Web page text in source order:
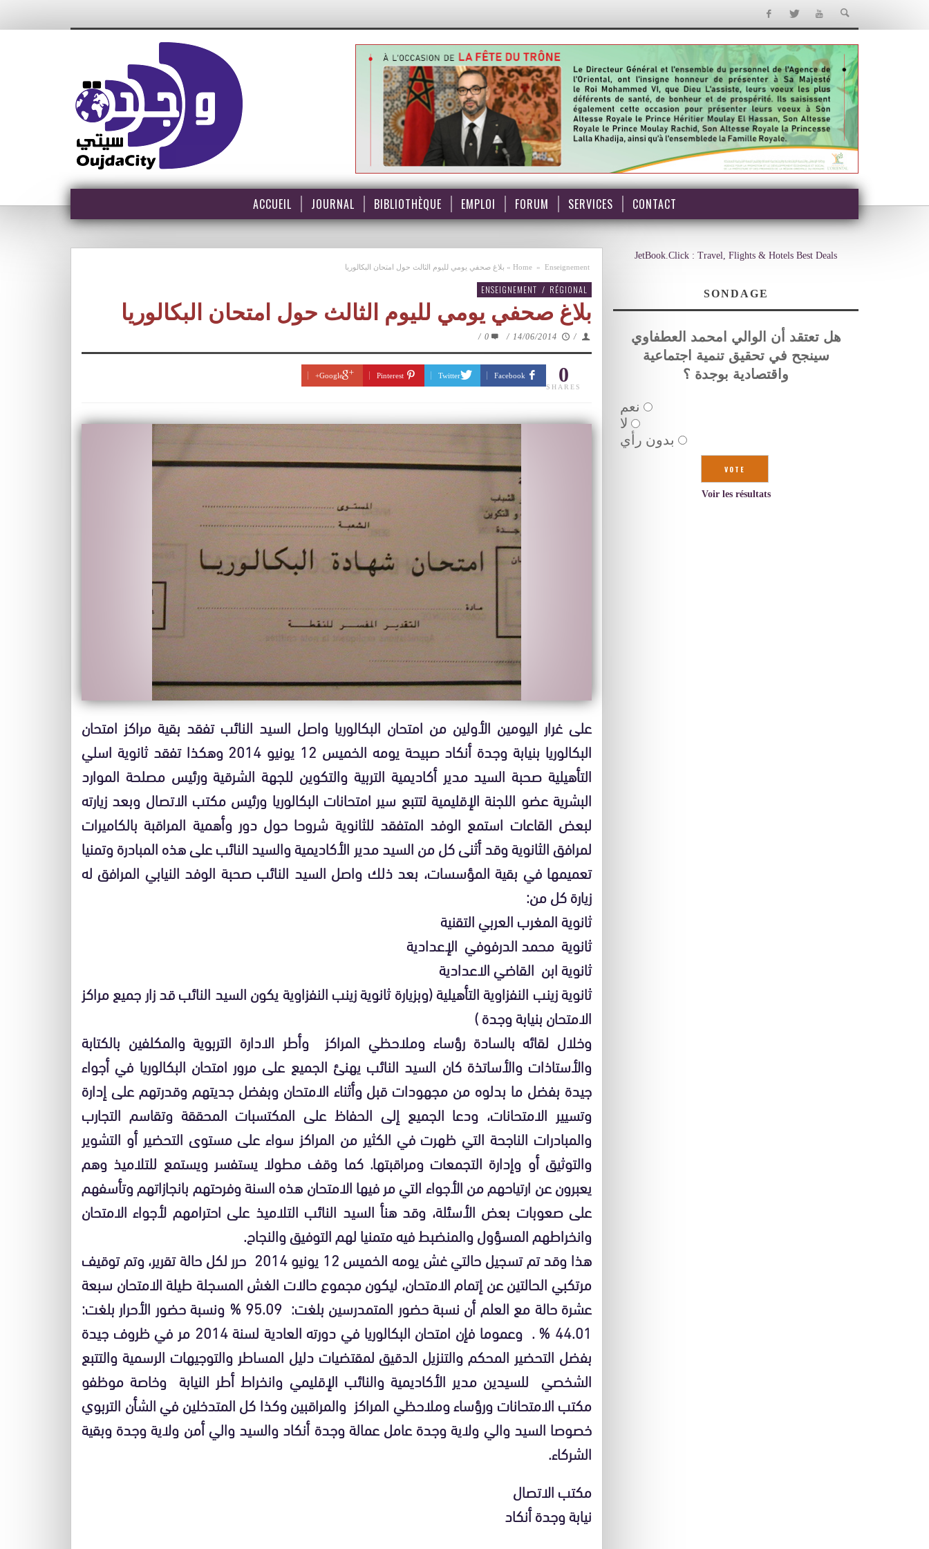
ACCUEIL JOURNAL BIBLIOTHÈQUE EMPLOI FORUM SERVICES CONTACT
Home » Enseignement
» بلاغ صحفي يومي لليوم الثالث حول امتحان البكالوريا
ENSEIGNEMENT / RÉGIONAL
بلاغ صحفي يومي لليوم الثالث حول امتحان البكالوريا
/
14/06/2014
/
0
/
0
SHARES
Facebook
Twitter
Pinterest
Google+
على غرار اليومين الأولين من امتحان البكالوريا واصل السيد النائب تفقد بقية مراكز امتحان
البكالوريا بنيابة وجدة أنكاد صبيحة يومه الخميس 12 يونيو 2014 وهكذا تفقد ثانوية اسلي
التأهيلية صحبة السيد مدير أكاديمية التربية والتكوين للجهة الشرقية ورئيس مصلحة الموارد
البشرية عضو اللجنة الإقليمية لتتبع سير امتحانات البكالوريا ورئيس مكتب الاتصال وبعد زيارته
لبعض القاعات استمع الوفد المتفقد للثانوية شروحا حول دور وأهمية المراقبة بالكاميرات
لمرافق الثانوية وقد أثنى كل من السيد مدير الأكاديمية والسيد النائب على هذه المبادرة وتمنيا
تعميمها في بقية المؤسسات، بعد ذلك واصل السيد النائب صحبة الوفد النيابي المرافق له
زيارة كل من:
ثانوية المغرب العربي التقنية
ثانوية محمد الدرفوفي الإعدادية
ثانوية ابن القاضي الاعدادية
ثانوية زينب النفزاوية التأهيلية (وبزيارة ثانوية زينب النفزاوية يكون السيد النائب قد زار جميع مراكز
الامتحان بنيابة وجدة )
وخلال لقائه بالسادة رؤساء وملاحظي المراكز وأطر الادارة التربوية والمكلفين بالكتابة
والأستاذات والأساتذة كان السيد النائب يهنئ الجميع على مرور امتحان البكالوريا في أجواء
جيدة بفضل ما بدلوه من مجهودات قبل وأثناء الامتحان وبفضل جديتهم وقدرتهم على إدارة
وتسيير الامتحانات، ودعا الجميع إلى الحفاظ على المكتسبات المحققة وتقاسم التجارب
والمبادرات الناجحة التي ظهرت في الكثير من المراكز سواء على مستوى التحضير أو التشوير
والتوثيق أو وإدارة التجمعات ومراقبتها. كما وقف مطولا يستفسر ويستمع للتلاميذ وهم
يعبرون عن ارتياحهم من الأجواء التي مر فيها الامتحان هذه السنة وفرحتهم بانجازاتهم وتأسفهم
على صعوبات بعض الأسئلة، وقد هنأ السيد النائب التلاميذ على احترامهم لأجواء الامتحان
وانخراطهم المسؤول والمنضبط فيه متمنيا لهم التوفيق والنجاح.
هذا وقد تم تسجيل حالتي غش يومه الخميس 12 يونيو 2014 حرر لكل حالة تقرير، وتم توقيف
مرتكبي الحالتين عن إتمام الامتحان، ليكون مجموع حالات الغش المسجلة طيلة الامتحان سبعة
عشرة حالة مع العلم أن نسبة حضور المتمدرسين بلغت: 95.09 % ونسبة حضور الأحرار بلغت:
44.01 % . وعموما فإن امتحان البكالوريا في دورته العادية لسنة 2014 مر في ظروف جيدة
بفضل التحضير المحكم والتنزيل الدقيق لمقتضيات دليل المساطر والتوجيهات الرسمية والتتبع
الشخصي للسيدين مدير الأكاديمية والنائب الإقليمي وانخراط أطر النيابة وخاصة موظفو
مكتب الامتحانات ورؤساء وملاحظي المراكز والمراقبين وكذا كل المتدخلين في الشأن التربوي
خصوصا السيد والي ولاية وجدة عامل عمالة وجدة أنكاد والسيد والي أمن ولاية وجدة وبقية
الشركاء.
مكتب الاتصال
نيابة وجدة أنكاد
JetBook.Click : Travel, Flights & Hotels Best Deals
SONDAGE
هل تعتقد أن الوالي امحمد العطفاوي
سينجح في تحقيق تنمية اجتماعية
واقتصادية بوجدة ؟
نعم
لا
بدون رأي
Voir les résultats